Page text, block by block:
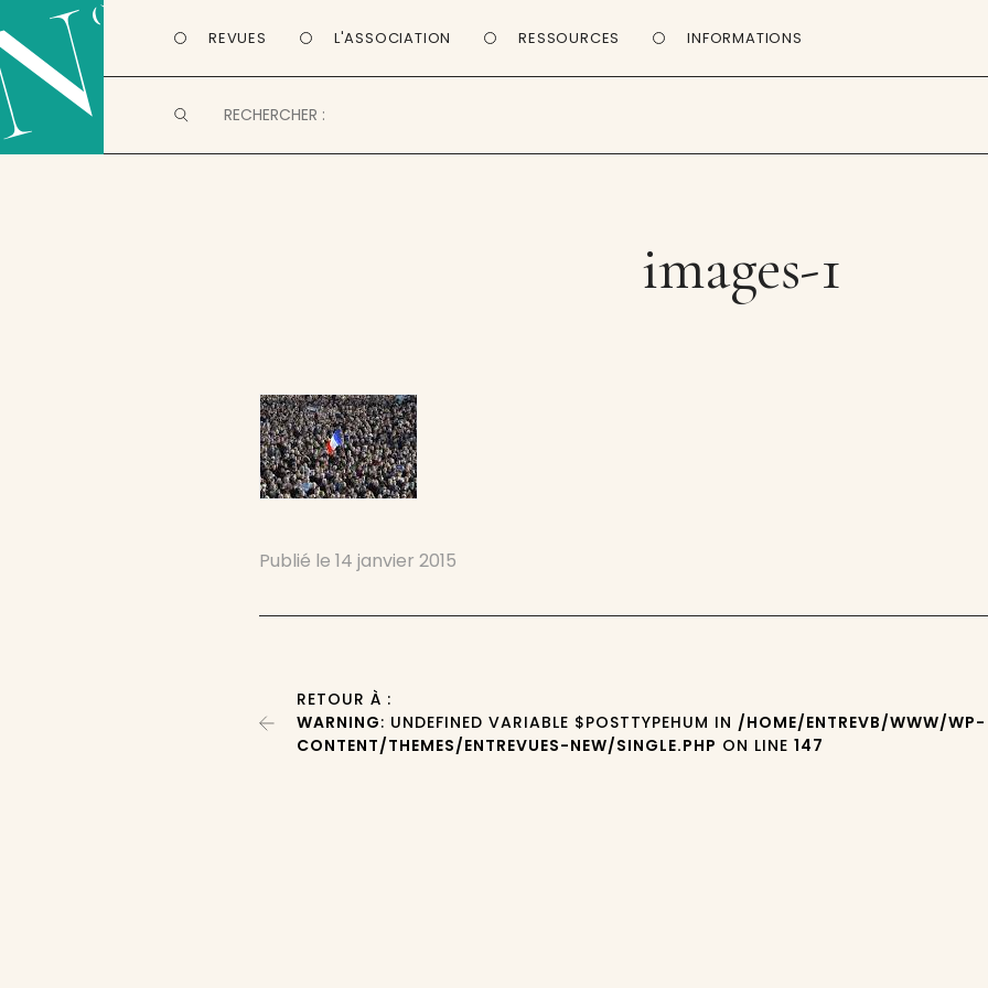
REVUES L'ASSOCIATION RESSOURCES INFORMATIONS
images-1
Publié le14 janvier 2015
RETOUR À :
WARNING: UNDEFINED VARIABLE $POSTTYPEHUM IN /HOME/ENTREVB/WWW/WP-
CONTENT/THEMES/ENTREVUES-NEW/SINGLE.PHP ON LINE147